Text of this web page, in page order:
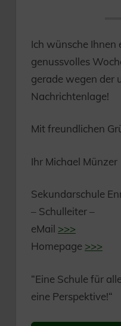
Ich wünsche Ihnen
genussvolles
gerade wegen der
Nachrichtenlage!
Mit freundlichen
Ihr Michael Münzer
Sekundarschule
– Schulleiter –
eMail >>>
Homepage >>>
“Eine Schule für
eine Perspektive!“